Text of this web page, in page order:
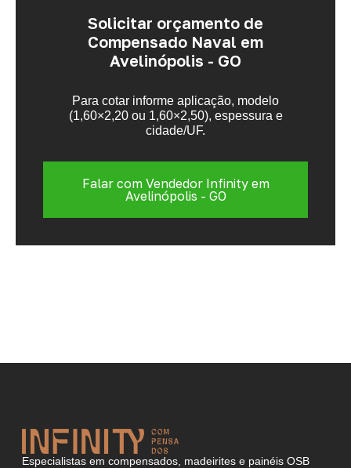
Solicitar orçamento de
Compensado Naval em
Avelinópolis - GO
Para cotar informe aplicação, modelo
(1,60×2,20 ou 1,60×2,50), espessura e
cidade/UF.
Falar com Vendedor Infinity em
Avelinópolis - GO
Especialistas em compensados, madeirites e painéis OSB